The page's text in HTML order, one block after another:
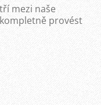
mezi naše
provést